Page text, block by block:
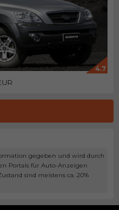
4.7
gegeben und wird durch
Portals für Auto-Anzeigen
sind meistens ca. 20%